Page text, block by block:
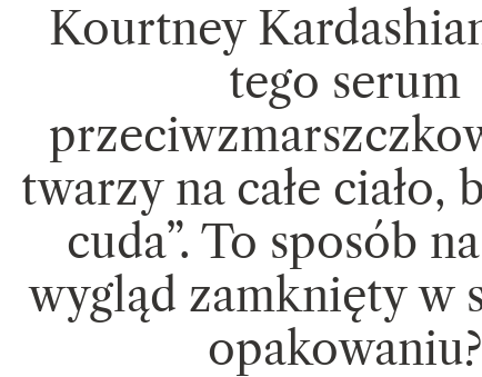
Kourtney
tego serum
twarzy na całe ciało,
cuda”. To sposób
wygląd zamknięty w
opakowaniu?